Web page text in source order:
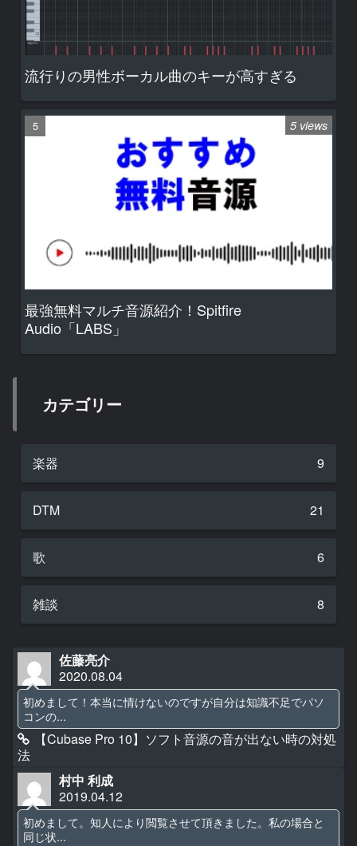
流行りの男性ボーカル曲のキーが高すぎる
最強無料マルチ音源紹介！Spitfire
Audio「LABS」
5 views
カテゴリー
楽器 9
DTM 21
歌 6
雑談 8
佐藤亮介
2020.08.04
初めまして！本当に情けないのですが自分は知識不足でパソ
コンの...
【Cubase Pro 10】ソフト音源の音が出ない時の対処
法
村中 利成
2019.04.12
初めまして。知人により閲覧させて頂きました。私の場合と
同じ状...